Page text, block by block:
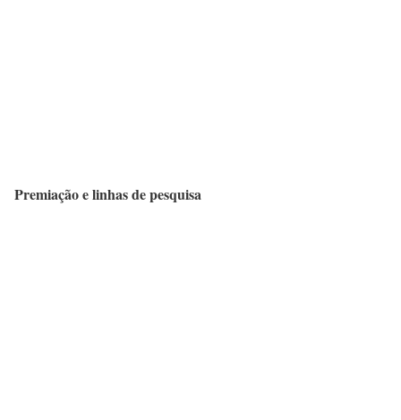
Premiação e linhas de pesquisa